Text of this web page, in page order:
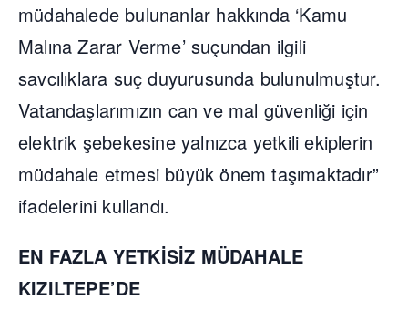
müdahalede bulunanlar hakkında ‘Kamu
Malına Zarar Verme’ suçundan ilgili
savcılıklara suç duyurusunda bulunulmuştur.
Vatandaşlarımızın can ve mal güvenliği için
elektrik şebekesine yalnızca yetkili ekiplerin
müdahale etmesi büyük önem taşımaktadır”
ifadelerini kullandı.
EN FAZLA YETKİSİZ MÜDAHALE
KIZILTEPE’DE